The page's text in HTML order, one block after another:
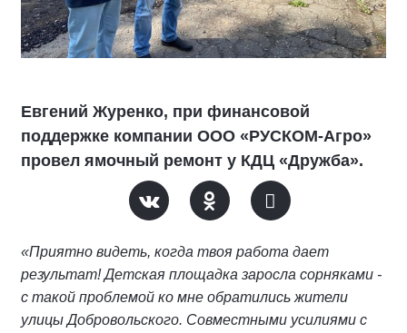
Евгений Журенко, при финансовой
поддержке компании ООО «РУСКОМ-Агро»
провел ямочный ремонт у КДЦ «Дружба».
«Приятно видеть, когда твоя работа дает
результат! Детская площадка заросла сорняками -
с такой проблемой ко мне обратились жители
улицы Добровольского. Совместными усилиями с